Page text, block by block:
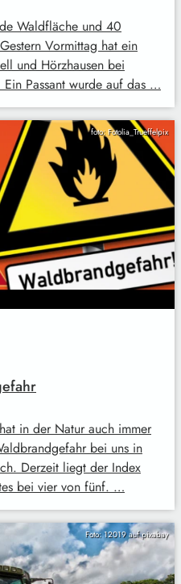
Waldfläche und 40
Vormittag hat ein
und Hörzhausen bei
Passant wurde auf das …
foto: Fotolia_Trueffelpix
in der Natur auch immer
bei uns in
Derzeit liegt der Index
bei vier von fünf. …
Foto: 12019 auf pixabay